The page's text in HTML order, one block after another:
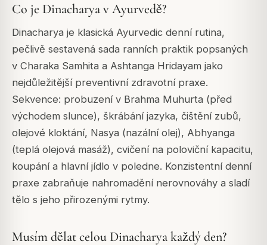
Co je Dinacharya v Ayurvedě?
Dinacharya je klasická Ayurvedic denní rutina,
pečlivě sestavená sada ranních praktik popsaných
v Charaka Samhita a Ashtanga Hridayam jako
nejdůležitější preventivní zdravotní praxe.
Sekvence: probuzení v Brahma Muhurta (před
východem slunce), škrábání jazyka, čištění zubů,
olejové kloktání, Nasya (nazální olej), Abhyanga
(teplá olejová masáž), cvičení na poloviční kapacitu,
koupání a hlavní jídlo v poledne. Konzistentní denní
praxe zabraňuje nahromadění nerovnováhy a sladí
tělo s jeho přirozenými rytmy.
Musím dělat celou Dinacharya každý den?